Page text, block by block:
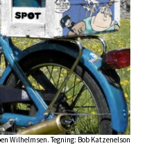
Wilhelmsen. Tegning: Bob Katzenelson